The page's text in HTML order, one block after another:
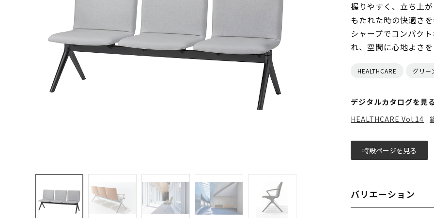
握りやすく、立ち上
もたれた時の快適さ
シャープでコンパク
れ、空間に心地よさを
HEALTHCARE グリー
デジタルカタログを見る
HEALTHCARE Vol.14
特設ページを見る
バリエーション